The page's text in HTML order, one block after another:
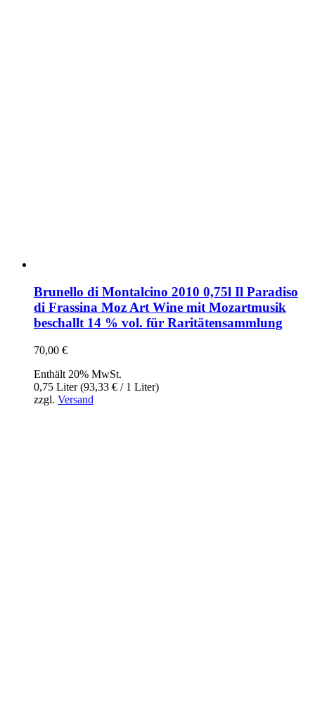
Brunello di Montalcino 2010 0,75l Il Paradiso
di Frassina Moz Art Wine mit Mozartmusik
beschallt 14 % vol. für Raritätensammlung
70,00 €
Enthält 20% MwSt.
0,75 Liter (93,33 € / 1 Liter)
zzgl. Versand